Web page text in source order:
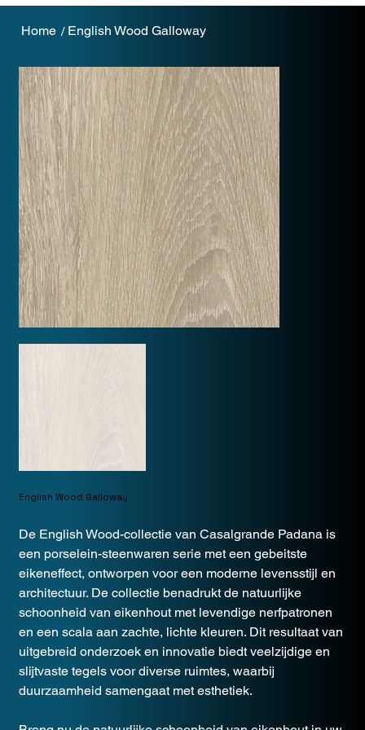
Home / English Wood Galloway
English Wood Galloway
De English Wood-collectie van Casalgrande Padana is
een porselein-steenwaren serie met een gebeitste
eikeneffect, ontworpen voor een moderne levensstijl en
architectuur. De collectie benadrukt de natuurlijke
schoonheid van eikenhout met levendige nerfpatronen
en een scala aan zachte, lichte kleuren. Dit resultaat van
uitgebreid onderzoek en innovatie biedt veelzijdige en
slijtvaste tegels voor diverse ruimtes, waarbij
duurzaamheid samengaat met esthetiek.